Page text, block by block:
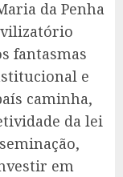
da Penha
fantasmas
e
caminha,
da lei
em